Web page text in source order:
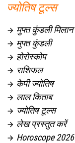
ज्योतिष टूल्स
 मुफ्त कुंडली मिलान
 मुफ्त कुंडली
 होरोस्कोप
 राशिफल
 केपी ज्योतिष
 लाल किताब
 ज्योतिष टूल्स
 लेख प्रस्तुत करें
 Horoscope 2026